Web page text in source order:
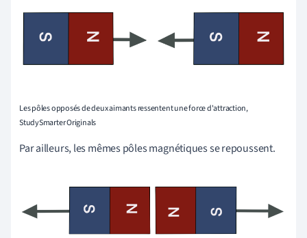
Les pôles opposés de deux aimants ressentent une force d'attraction,
StudySmarter Originals
Par ailleurs, les mêmes pôles magnétiques se repoussent.